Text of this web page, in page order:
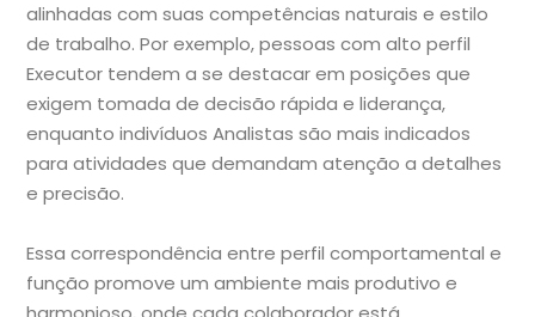
alinhadas com suas competências naturais e estilo
de trabalho. Por exemplo, pessoas com alto perfil
Executor tendem a se destacar em posições que
exigem tomada de decisão rápida e liderança,
enquanto indivíduos Analistas são mais indicados
para atividades que demandam atenção a detalhes
e precisão.
Essa correspondência entre perfil comportamental e
função promove um ambiente mais produtivo e